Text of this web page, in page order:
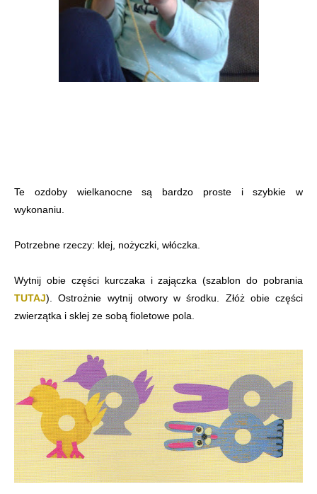
Te ozdoby wielkanocne są bardzo proste i szybkie w
wykonaniu.
Potrzebne rzeczy: klej, nożyczki, włóczka.
Wytnij obie części kurczaka i zajączka (szablon do pobrania
TUTAJ). Ostrożnie wytnij otwory w środku. Złóż obie części
zwierzątka i sklej ze sobą fioletowe pola.